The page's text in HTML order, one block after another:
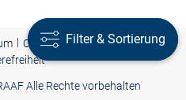
| Cookie-Einstellungen | Presse
Alle Rechte vorbehalten
Filter & Sortierung
Filter & Sortierung